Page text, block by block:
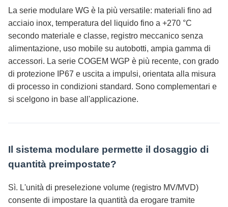
La serie modulare WG è la più versatile: materiali fino ad
acciaio inox, temperatura del liquido fino a +270 °C
secondo materiale e classe, registro meccanico senza
alimentazione, uso mobile su autobotti, ampia gamma di
accessori. La serie COGEM WGP è più recente, con grado
di protezione IP67 e uscita a impulsi, orientata alla misura
di processo in condizioni standard. Sono complementari e
si scelgono in base all'applicazione.
Il sistema modulare permette il dosaggio di
quantità preimpostate?
Sì. L'unità di preselezione volume (registro MV/MVD)
consente di impostare la quantità da erogare tramite